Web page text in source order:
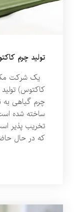
تولید چرم
یک شرکت
ساخته شده
تخریب پذیر
که در حال